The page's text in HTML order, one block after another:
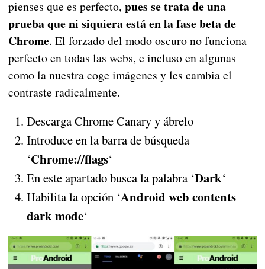
pienses que es perfecto, pues se trata de una
prueba que ni siquiera está en la fase beta de
Chrome. El forzado del modo oscuro no funciona
perfecto en todas las webs, e incluso en algunas
como la nuestra coge imágenes y les cambia el
contraste radicalmente.
Descarga Chrome Canary y ábrelo
Introduce en la barra de búsqueda
‘Chrome://flags‘
En este apartado busca la palabra ‘Dark‘
Habilita la opción ‘Android web contents
dark mode‘